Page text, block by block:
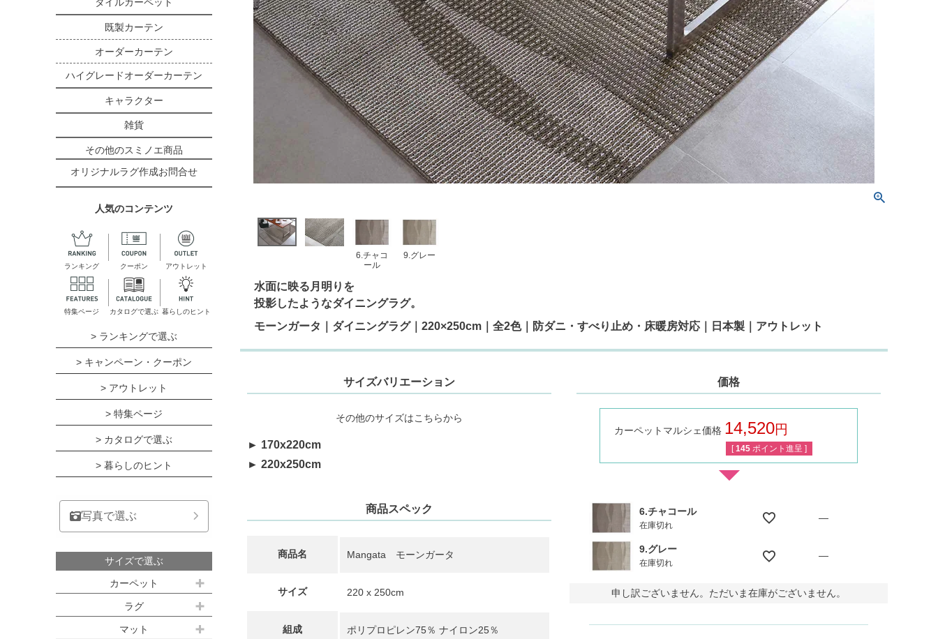
タイルカーペット
既製カーテン
オーダーカーテン
ハイグレードオーダーカーテン
キャラクター
雑貨
その他のスミノエ商品
オリジナルラグ作成お問合せ
人気のコンテンツ
ランキング クーポン アウトレット
特集ページ カタログで選ぶ 暮らしのヒント
> ランキングで選ぶ
> キャンペーン・クーポン
> アウトレット
> 特集ページ
> カタログで選ぶ
> 暮らしのヒント
写真で選ぶ
サイズで選ぶ
カーペット
江戸間サイズ(3畳～10畳)
江戸間 3畳(176x261cm)
ラグ
約100ｘ140cm
マット
6.チャコ
ール
9.グレー
水面に映る月明りを
投影したようなダイニングラグ。
モーンガータ｜ダイニングラグ｜220×250cm｜全2色｜防ダニ・すべり止め・床暖房対応｜日本製｜アウトレット
サイズバリエーション
その他のサイズはこちらから
► 170x220cm
► 220x250cm
商品スペック
商品名 Mangata モーンガータ
サイズ 220 x 250cm
組成 ポリプロピレン75％ ナイロン25％
価格
カーペットマルシェ価格 14,520
[ 145 ポイント進呈 ]
6.チャコール
在庫切れ
—
9.グレー
在庫切れ
—
申し訳ございません。ただいま在庫がございません。